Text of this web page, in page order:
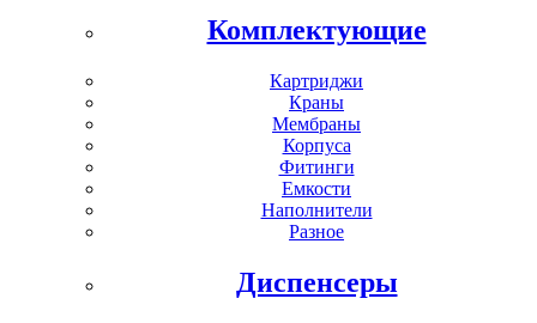
Комплектующие
Картриджи
Краны
Мембраны
Корпуса
Фитинги
Емкости
Наполнители
Разное
Диспенсеры